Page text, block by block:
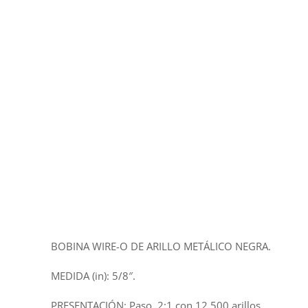
BOBINA WIRE-O DE ARILLO METÁLICO NEGRA.
MEDIDA (in): 5/8″.
PRESENTACIÓN: Paso 2:1 con 12,500 arillos.